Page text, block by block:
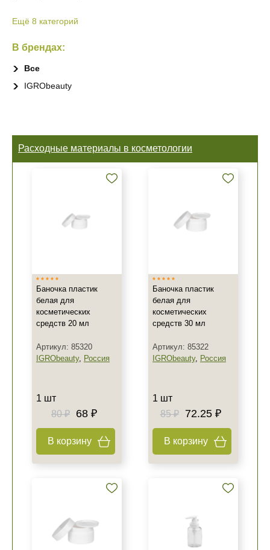
Ещё 8 категорий
В брендах:
Все
IGRObeauty
Расходные материалы в косметологии
Баночка пластик
белая для
косметических
средств 20 мл
Артикул: 85320
IGRObeauty, Россия
1 шт
80 ₽
68 ₽
В корзину
Баночка пластик
белая для
косметических
средств 30 мл
Артикул: 85322
IGRObeauty, Россия
1 шт
85 ₽
72.25 ₽
В корзину